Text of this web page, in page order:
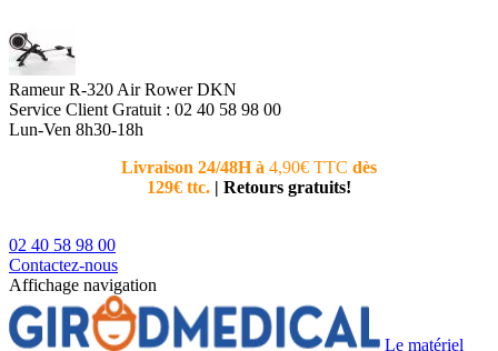
Rameur R-320 Air Rower DKN
Service Client Gratuit : 02 40 58 98 00
Lun-Ven 8h30-18h
Livraison 24/48H à 4,90€ TTC dès
129€ ttc. | Retours gratuits!
02 40 58 98 00
Contactez-nous
Affichage navigation
Le matériel